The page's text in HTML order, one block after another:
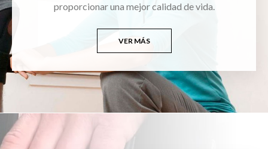
proporcionar una mejor calidad de vida.
VER MÁS